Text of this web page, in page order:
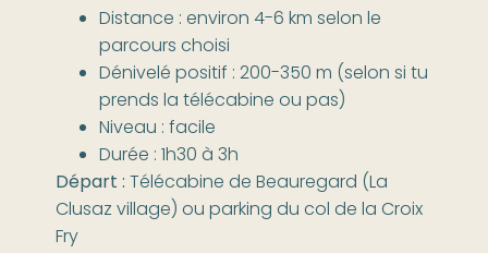
Distance : environ 4-6 km selon le
parcours choisi
Dénivelé positif : 200-350 m (selon si tu
prends la télécabine ou pas)
Niveau : facile
Durée : 1h30 à 3h
Départ :Télécabine de Beauregard (La
Clusaz village) ou parking du col de la Croix
Fry